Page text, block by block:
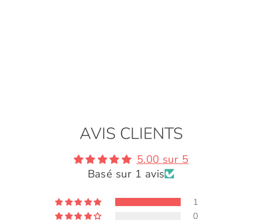
AVIS CLIENTS
5.00 sur 5
Basé sur 1 avis
1
0